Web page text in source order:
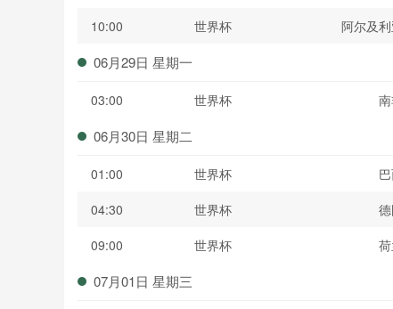
10:00
世界杯 阿尔及
06月29日 星期一
03:00 世界杯
06月30日 星期二
01:00 世界杯
04:30
世界杯
09:00
世界杯
07月01日 星期三